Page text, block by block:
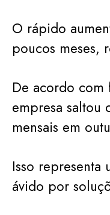
O rápido
poucos meses,
De acordo com
empresa saltou
mensais em
Isso representa
ávido por